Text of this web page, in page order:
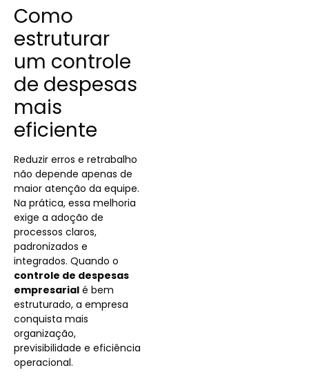
Como
estruturar
um controle
de despesas
mais
eficiente
Reduzir erros e retrabalho
não depende apenas de
maior atenção da equipe.
Na prática, essa melhoria
exige a adoção de
processos claros,
padronizados e
integrados. Quando o
controle de despesas
empresarial é bem
estruturado, a empresa
conquista mais
organização,
previsibilidade e eficiência
operacional.